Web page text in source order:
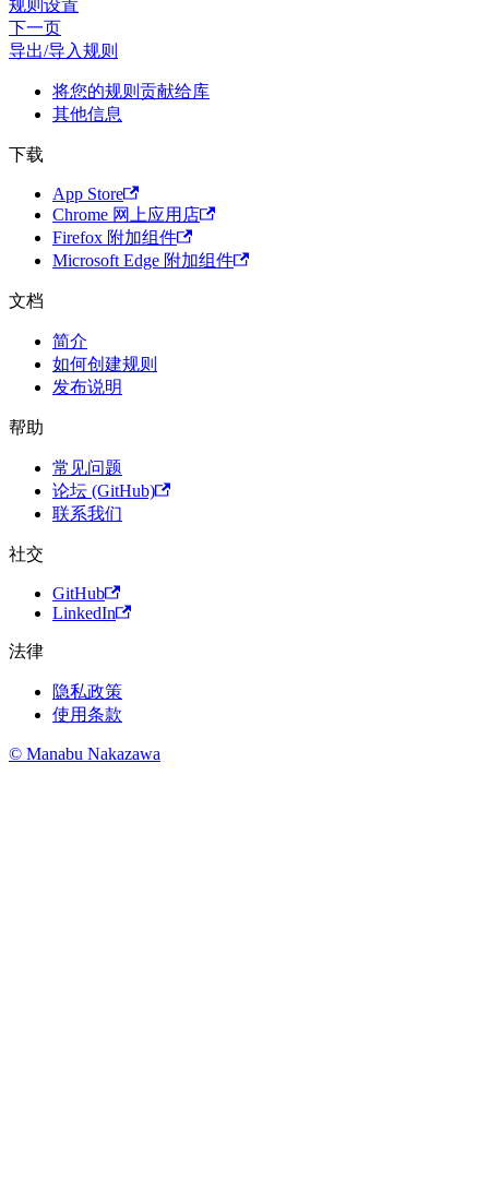
规则设置
下一页
导出/导入规则
将您的规则贡献给库
其他信息
下载
App Store
Chrome 网上应用店
Firefox 附加组件
Microsoft Edge 附加组件
文档
简介
如何创建规则
发布说明
帮助
常见问题
论坛 (GitHub)
联系我们
社交
GitHub
LinkedIn
法律
隐私政策
使用条款
© Manabu Nakazawa